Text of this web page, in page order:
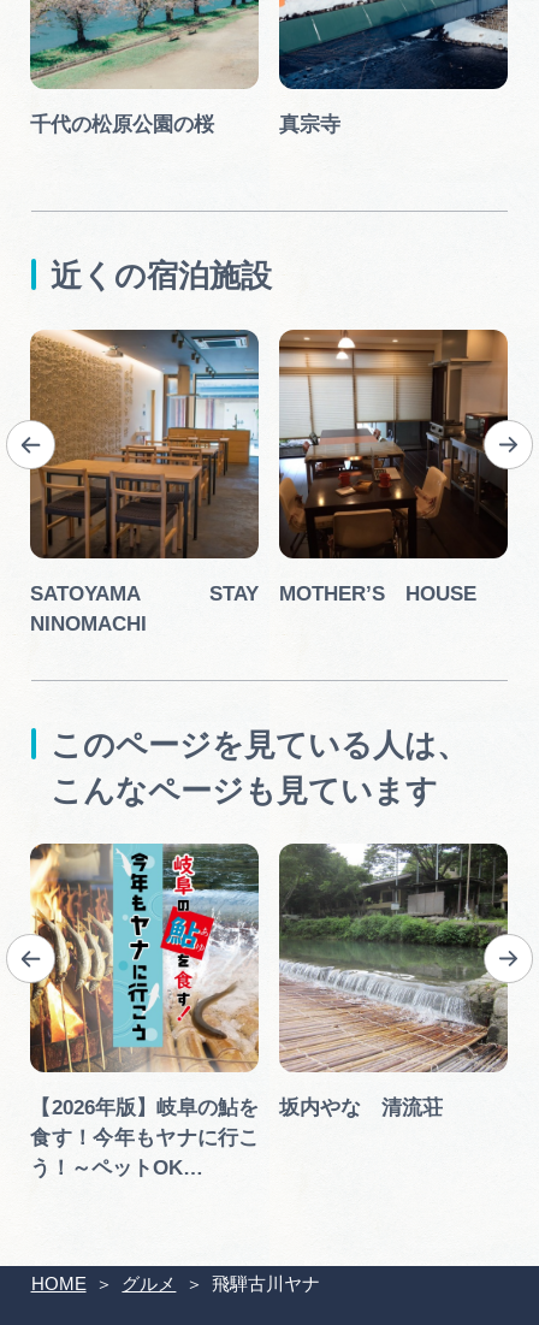
HOME グルメ 飛騨古川ヤナ
千代の松原公園の桜 真宗寺
近くの宿泊施設
SATOYAMA STAY
NINOMACHI
MOTHER’S HOUSE
このページを見ている人は、
こんなページも見ています
【2026年版】岐阜の鮎を
食す！今年もヤナに行こ
う！～ペットOK…
坂内やな 清流荘